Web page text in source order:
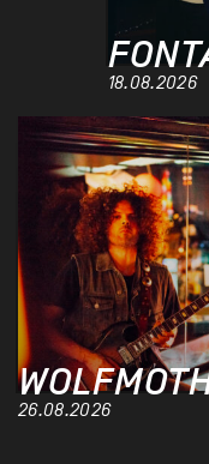
18.08.2026
26.08.2026